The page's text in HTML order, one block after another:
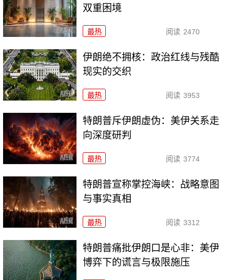
双重困境
最热 阅读 2470
伊朗绝不拥核：政治红线与残酷
现实的交织
最热 阅读 3953
特朗普斥伊朗虚伪：美伊关系走
向深度研判
最热 阅读 3774
特朗普宣称掌控海峡：战略意图
与事实真相
最热 阅读 3312
特朗普痛批伊朗口是心非：美伊
博弈下的谎言与极限施压